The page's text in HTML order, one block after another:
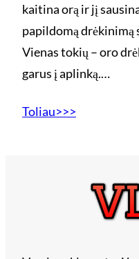
kaitina orą ir jį
papildomą
Vienas tokių – oro
garus į aplinką.…
Toliau>>>